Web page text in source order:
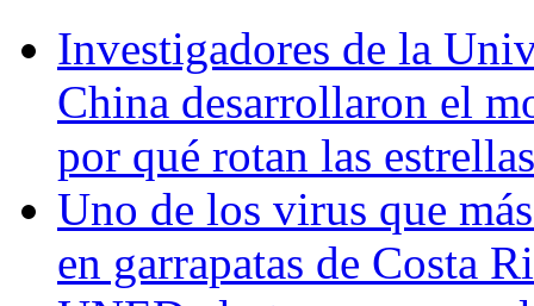
Investigadores de la
China desarrollaron el
por qué rotan las
Uno de los virus que
en garrapatas de Costa